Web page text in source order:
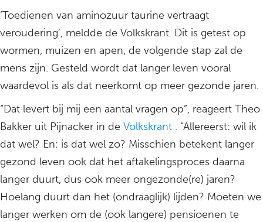
‘Toedienen van aminozuur taurine vertraagt
veroudering’, meldde de Volkskrant. Dit is getest op
wormen, muizen en apen, de volgende stap zal de
mens zijn. Gesteld wordt dat langer leven vooral
waardevol is als dat neerkomt op meer gezonde jaren.
“Dat levert bij mij een aantal vragen op”, reageert Theo
Bakker uit Pijnacker in de Volkskrant . “Allereerst: wil ik
dat wel? En: is dat wel zo? Misschien betekent langer
gezond leven ook dat het aftakelingsproces daarna
langer duurt, dus ook meer ongezonde(re) jaren?
Hoelang duurt dan het (ondraaglijk) lijden? Moeten we
langer werken om de (ook langere) pensioenen te